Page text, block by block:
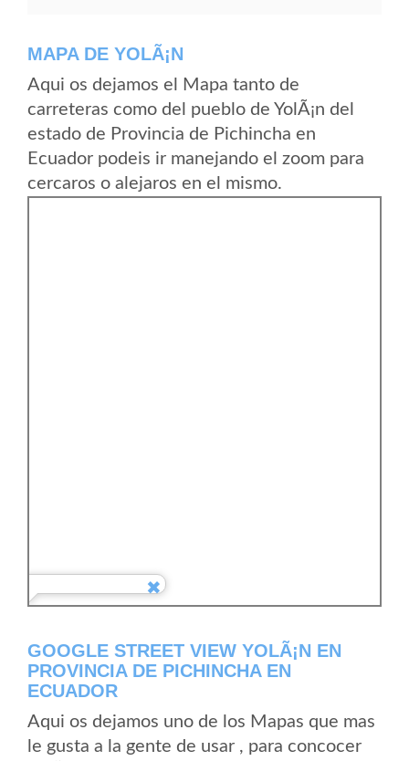
MAPA DE YOLÃ¡N
Aqui os dejamos el Mapa tanto de
carreteras como del pueblo de YolÃ¡n del
estado de Provincia de Pichincha en
Ecuador podeis ir manejando el zoom para
cercaros o alejaros en el mismo.
GOOGLE STREET VIEW YOLÃ¡N EN
PROVINCIA DE PICHINCHA EN
ECUADOR
Aqui os dejamos uno de los Mapas que mas
le gusta a la gente de usar , para concocer